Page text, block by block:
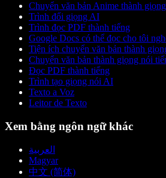
Chuyển văn bản Anime thành
Trình đổi giọng AI
Trình đọc PDF thành tiếng
Google Docs có thể đọc cho tôi
Tiện ích chuyển văn bản thành
Chuyển văn bản thành giọng nói
Đọc PDF thành tiếng
Trình tạo giọng nói AI
Texto a Voz
Leitor de Texto
Xem bằng ngôn ngữ khác
العربية
Magyar
中文 (简体)